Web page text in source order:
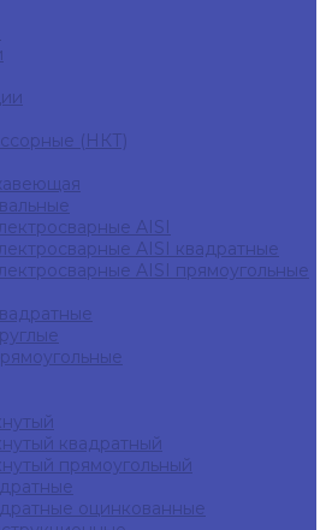
(НКТ)
AISI
AISI квадратные
AISI прямоугольные
квадратный
прямоугольный
оцинкованные